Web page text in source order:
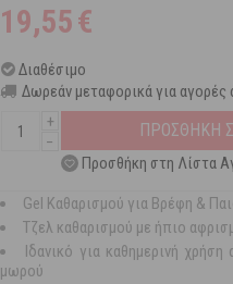
19,55€
Διαθέσιμο
Δωρεάν μεταφορικά για
+
−
ΠΡΟΣΘΗΚΗ
Προσθήκη στη Λίστα
Gel Καθαρισμού για Βρέφη &
Τζελ καθαρισμού με ήπιο
Ιδανικό για καθημερινή
μωρού